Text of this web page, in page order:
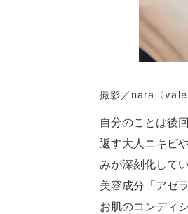
撮影／nara〈vale.
自分のことは後
返す大人ニキビ
みが深刻化して
美容成分「アゼ
お肌のコンディ